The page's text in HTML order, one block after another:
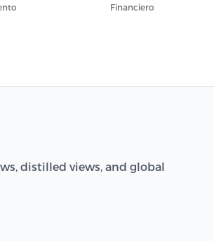
Financiero
distilled views, and global